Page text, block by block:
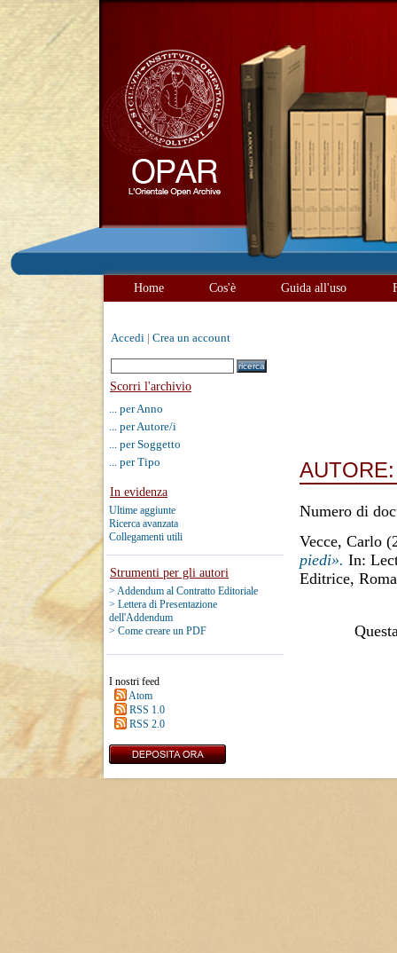
Home Cos'è Guida all'uso
Accedi Crea un account
Scorri l'archivio
... per Anno
... per Autore/i
... per Soggetto
... per Tipo
In evidenza
Ultime aggiunte
Ricerca avanzata
Collegamenti utili
Strumenti per gli autori
> Addendum al Contratto Editoriale
> Lettera di Presentazione
dell'Addendum
> Come creare un PDF
I nostri feed
Atom
RSS 1.0
RSS 2.0
Numero di
Vecce, Carlo
piedi». In:
Editrice,